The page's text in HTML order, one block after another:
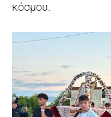
κόσμου.